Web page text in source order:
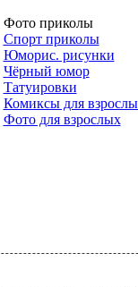
Фото приколы
Спорт приколы
Юморис. рисунки
Чёрный юмор
Татуировки
Комиксы для
Фото для взрослых